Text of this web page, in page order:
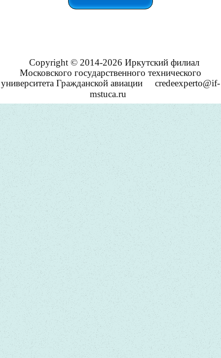
Copyright © 2014-2026 Иркутский филиал
Московского государственного технического
университета Гражданской авиации
credeexperto@if-
mstuca.ru